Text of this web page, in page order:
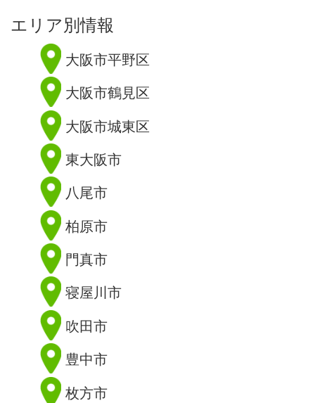
エリア別情報
大阪市平野区
大阪市鶴見区
大阪市城東区
東大阪市
八尾市
柏原市
門真市
寝屋川市
吹田市
豊中市
枚方市